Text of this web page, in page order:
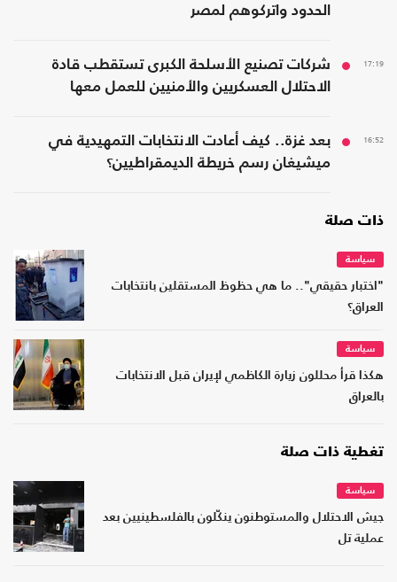
الحدود واتركوهم لمصر
17:19
شركات تصنيع الأسلحة الكبرى تستقطب قادة
الاحتلال العسكريين والأمنيين للعمل معها
16:52
بعد غزة.. كيف أعادت الانتخابات التمهيدية في
ميشيغان رسم خريطة الديمقراطيين؟
ذات صلة
سياسة
"اختبار حقيقي".. ما هي حظوظ المستقلين بانتخابات
العراق؟
سياسة
هكذا قرأ محللون زيارة الكاظمي لإيران قبل الانتخابات
بالعراق
تغطية ذات صلة
سياسة
جيش الاحتلال والمستوطنون ينكّلون بالفلسطينيين بعد
عملية تل